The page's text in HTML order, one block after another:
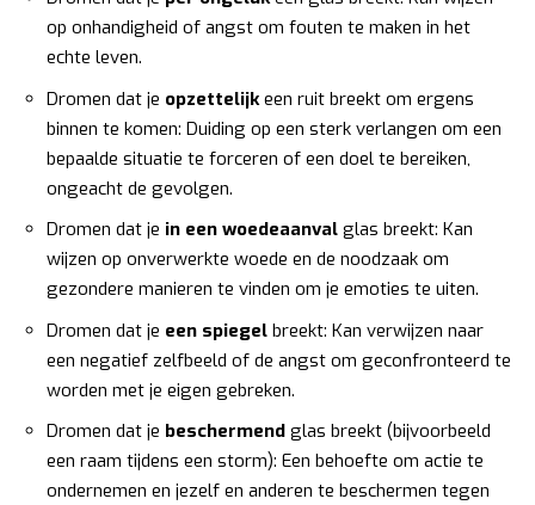
op onhandigheid of angst om fouten te maken in het
echte leven.
Dromen dat je opzettelijkeen ruit breekt om ergens
binnen te komen: Duiding op een sterk verlangen om een
bepaalde situatie te forceren of een doel te bereiken,
ongeacht de gevolgen.
Dromen dat je in een woedeaanval glas breekt: Kan
wijzen op onverwerkte woede en de noodzaak om
gezondere manieren te vinden om je emoties te uiten.
Dromen dat je een spiegel breekt: Kan verwijzen naar
een negatief zelfbeeld of de angst om geconfronteerd te
worden met je eigen gebreken.
Dromen dat je beschermend glas breekt (bijvoorbeeld
een raam tijdens een storm): Een behoefte om actie te
ondernemen en jezelf en anderen te beschermen tegen